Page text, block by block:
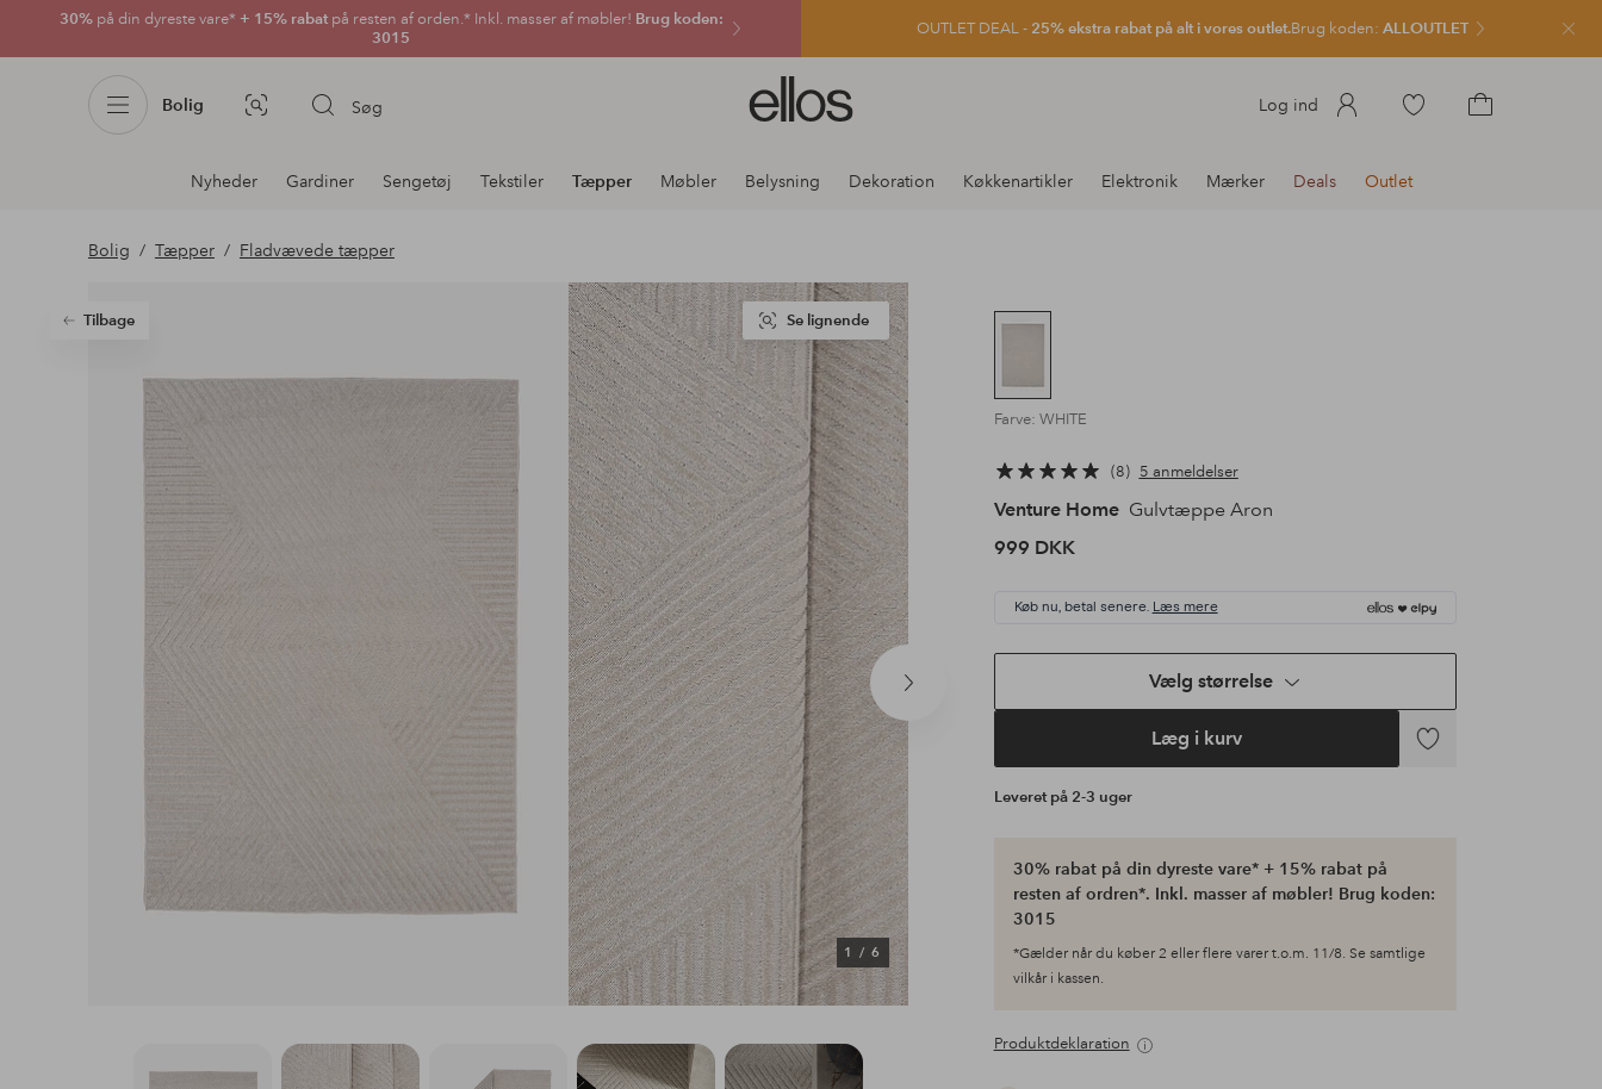
30% på din dyreste vare* + 15% rabatpå resten af orden.* Inkl. masser af møbler! Brug koden:
3015
OUTLET DEAL - 25% ekstra rabat på alt i vores outlet.Brug koden: ALLOUTLET Luk
Bolig Billedsøgning Søg
Ellos
logo
gå
Log ind
Gå
produkter
Afdelningsnavigation
Nyheder Gardiner Sengetøj Tekstiler Tæpper Møbler Belysning Dekoration Køkkenartikler Elektronik Mærker Deals Outlet
Bolig Tæpper Fladvævede tæpper
Tilbage
Næste
1/ 6
Se lignende
Farve: WHITE
8 5 anmeldelser
Venture Home Gulvtæppe Aron
999 DKK
Køb nu, betal senere. Læs mere
Vælg størrelse
Læg i kurv
Tilføj
Leveret på 2-3 uger
30% rabat på din dyreste vare* + 15% rabat på
resten af ordren*. Inkl. masser af møbler! Brug koden:
3015
*Gælder når du køber 2 eller flere varer t.o.m. 11/8. Se samtlige
vilkår i kassen.
Produktdeklaration